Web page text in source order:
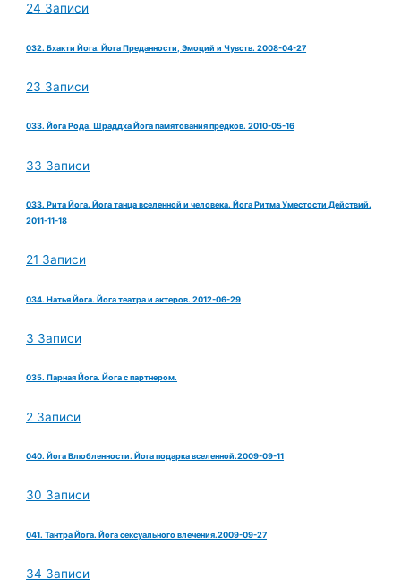
24 Записи
032. Бхакти Йога. Йога Преданности, Эмоций и Чувств. 2008-04-27
23 Записи
033. Йога Рода. Шраддха Йога памятования предков. 2010-05-16
33 Записи
033. Рита Йога. Йога танца вселенной и человека. Йога Ритма Уместости Действий.
2011-11-18
21 Записи
034. Натья Йога. Йога театра и актеров. 2012-06-29
3 Записи
035. Парная Йога. Йога с партнером.
2 Записи
040. Йога Влюбленности. Йога подарка вселенной.2009-09-11
30 Записи
041. Тантра Йога. Йога сексуального влечения.2009-09-27
34 Записи